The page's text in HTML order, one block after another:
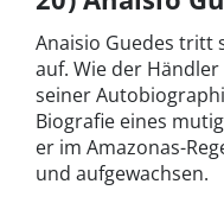
Anaisio Guedes tritt
auf. Wie der
seiner
Biografie eines
er im Amazonas-
und aufgewachsen.